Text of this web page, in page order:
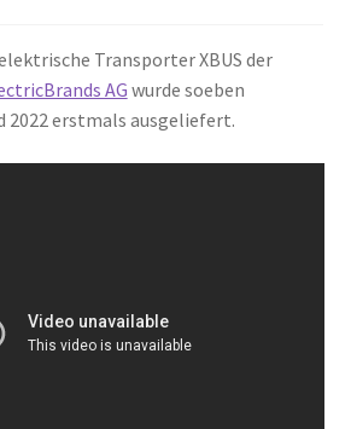
Transporter XBUS der
AGwurde soeben
2022 erstmals ausgeliefert.